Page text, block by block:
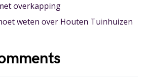
overkapping
weten over Houten Tuinhuizen